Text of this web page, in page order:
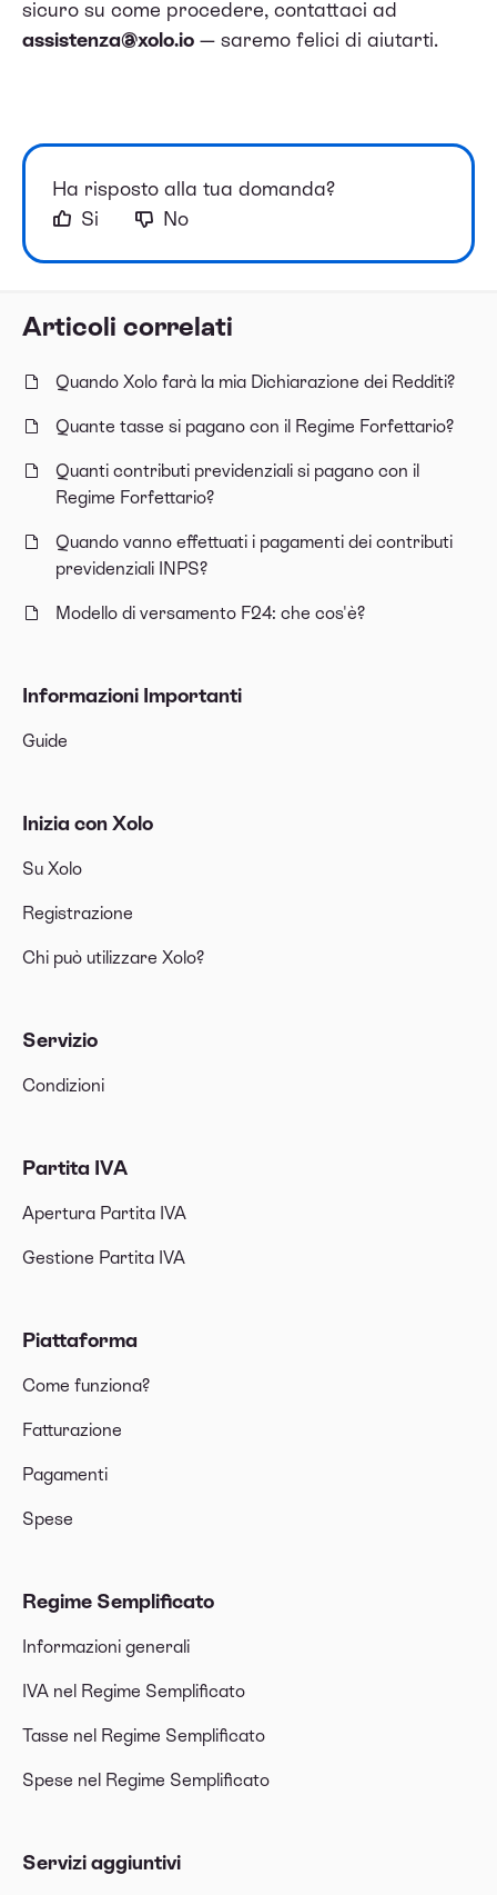
Articoli correlati
Quando Xolo farà la mia Dichiarazione dei Redditi?
Quante tasse si pagano con il Regime Forfettario?
Quanti contributi previdenziali si pagano con il
Regime Forfettario?
Quando vanno effettuati i pagamenti dei contributi
previdenziali INPS?
Modello di versamento F24: che cos'è?
Informazioni Importanti
Guide
Inizia con Xolo
Su Xolo
Registrazione
Chi può utilizzare Xolo?
Servizio
Condizioni
Partita IVA
Apertura Partita IVA
Gestione Partita IVA
Piattaforma
Come funziona?
Fatturazione
Pagamenti
Spese
Regime Semplificato
Informazioni generali
IVA nel Regime Semplificato
Tasse nel Regime Semplificato
Spese nel Regime Semplificato
Servizi aggiuntivi
sicuro su come procedere, contattaci ad
assistenza@xolo.io — saremo felici di aiutarti.
Ha risposto alla tua domanda?
Si
No